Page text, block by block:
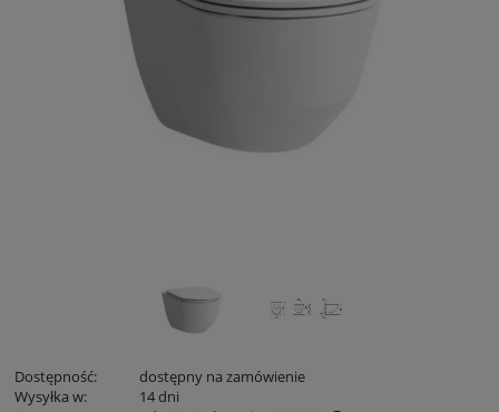
Dostępność:
dostępny na zamówienie
Wysyłka w:
14 dni